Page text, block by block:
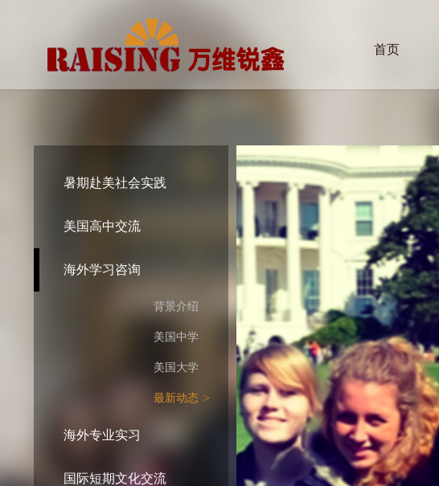
首页
暑期赴美社会实践
美国高中交流
海外学习咨询
背景介绍
美国中学
美国大学
最新动态 >
海外专业实习
国际短期文化交流